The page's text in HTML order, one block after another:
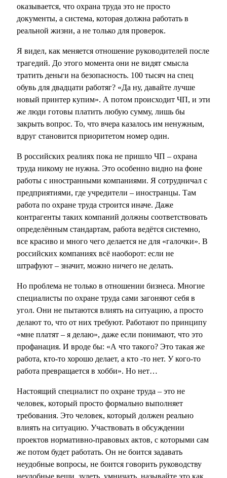
оказывается, что охрана труда это не просто
документы, а система, которая должна работать в
реальной жизни, а не только для проверок.
Я видел, как меняется отношение руководителей после
трагедий. До этого момента они не видят смысла
тратить деньги на безопасность. 100 тысяч на спец
обувь для двадцати работяг? «Да ну, давайте лучше
новый принтер купим». А потом происходит ЧП, и эти
же люди готовы платить любую сумму, лишь бы
закрыть вопрос. То, что вчера казалось им ненужным,
вдруг становится приоритетом номер один.
В российских реалиях пока не пришло ЧП – охрана
труда никому не нужна. Это особенно видно на фоне
работы с иностранными компаниями. Я сотрудничал с
предприятиями, где учредители – иностранцы. Там
работа по охране труда строится иначе. Даже
контрагенты таких компаний должны соответствовать
определённым стандартам, работа ведётся системно,
все красиво и много чего делается не для «галочки». В
российских компаниях всё наоборот: если не
штрафуют – значит, можно ничего не делать.
Но проблема не только в отношении бизнеса. Многие
специалисты по охране труда сами загоняют себя в
угол. Они не пытаются влиять на ситуацию, а просто
делают то, что от них требуют. Работают по принципу
«мне платят – я делаю», даже если понимают, что это
профанация. И вроде бы: «А что такого? Это такая же
работа, кто-то хорошо делает, а кто -то нет. У кого-то
работа превращается в хобби». Но нет…
Настоящий специалист по охране труда – это не
человек, который просто формально выполняет
требования. Это человек, который должен реально
влиять на ситуацию. Участвовать в обсуждении
проектов нормативно-правовых актов, с которыми сам
же потом будет работать. Он не боится задавать
неудобные вопросы, не боится говорить руководству
неудобные вещи, зудеть, умничать, называйте это как